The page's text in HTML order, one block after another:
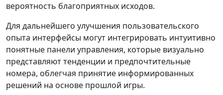
вероятность благоприятных исходов.
Для дальнейшего улучшения пользовательского
опыта интерфейсы могут интегрировать интуитивно
понятные панели управления, которые визуально
представляют тенденции и предпочтительные
номера, облегчая принятие информированных
решений на основе прошлой игры.